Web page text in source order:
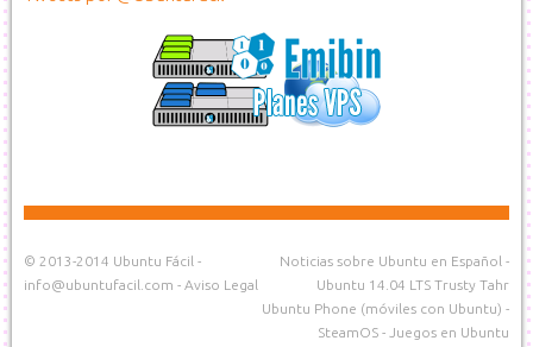
© 2013-2014 Ubuntu Fácil -
info@ubuntufacil.com - Aviso Legal
Noticias sobre Ubuntu en Español -
Ubuntu 14.04 LTS Trusty Tahr
Ubuntu Phone (móviles con Ubuntu) -
SteamOS - Juegos en Ubuntu